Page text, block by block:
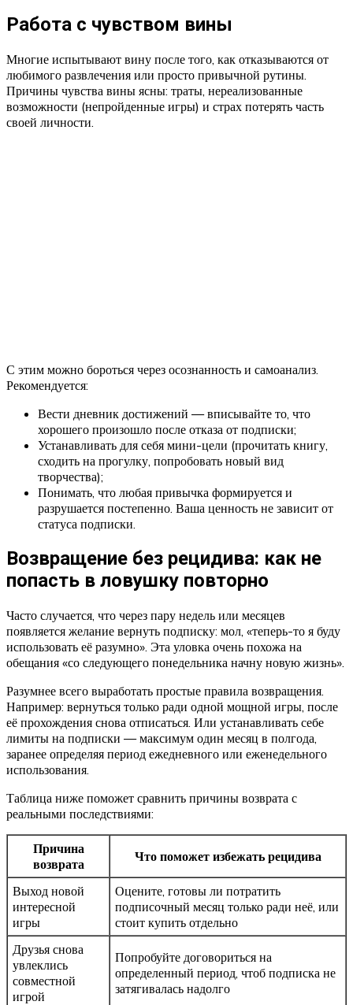
Работа с чувством вины
Многие испытывают вину после того, как отказываются от
любимого развлечения или просто привычной рутины.
Причины чувства вины ясны: траты, нереализованные
возможности (непройденные игры) и страх потерять часть
своей личности.
С этим можно бороться через осознанность и самоанализ.
Рекомендуется:
Вести дневник достижений — вписывайте то, что
хорошего произошло после отказа от подписки;
Устанавливать для себя мини-цели (прочитать книгу,
сходить на прогулку, попробовать новый вид
творчества);
Понимать, что любая привычка формируется и
разрушается постепенно. Ваша ценность не зависит от
статуса подписки.
Возвращение без рецидива: как не
попасть в ловушку повторно
Часто случается, что через пару недель или месяцев
появляется желание вернуть подписку: мол, «теперь-то я буду
использовать её разумно». Эта уловка очень похожа на
обещания «со следующего понедельника начну новую жизнь».
Разумнее всего выработать простые правила возвращения.
Например: вернуться только ради одной мощной игры, после
её прохождения снова отписаться. Или устанавливать себе
лимиты на подписки — максимум один месяц в полгода,
заранее определяя период ежедневного или еженедельного
использования.
Таблица ниже поможет сравнить причины возврата с
реальными последствиями:
Причина
возврата
Что поможет избежать рецидива
Выход новой
интересной
игры
Оцените, готовы ли потратить
подписочный месяц только ради неё, или
стоит купить отдельно
Друзья снова
увлеклись
совместной
игрой
Попробуйте договориться на
определенный период, чтоб подписка не
затягивалась надолго